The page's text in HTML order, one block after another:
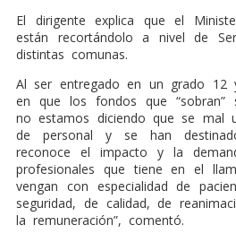
El dirigente explica que el
están recortándolo a nivel de
distintas comunas.
Al ser entregado en un grado
en que los fondos que “sobran”
no estamos diciendo que se mal
de personal y se han
reconoce el impacto y la
profesionales que tiene en el
vengan con especialidad de
seguridad, de calidad, de
la remuneración”, comentó.